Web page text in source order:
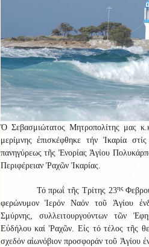
Ὁ Σεβασμιώτατος Μητροπολίτης μας
μερίμνης ἐπισκέφθηκε τήν Ἰκαρία
πανηγύρεως τῆς Ἐνορίας Ἁγίου
Περιφέρειαν Ῥαχῶν Ἰκαρίας.
Τό πρωΐ τῆς Τρίτης 23ης
φερώνυμον Ἱερόν Ναόν τοῦ Ἁγίου
Σμύρνης, συλλειτουργούντων τῶν
Εὐδήλου καί Ῥαχῶν. Εἰς τό τέλος τῆς
σχεδόν αἰωνόβιον προσφοράν τοῦ Ἁγίου